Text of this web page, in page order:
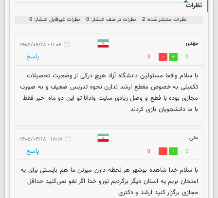
نظرات
نظرات منتشر شده: 2 نظرات در صف انتشار: 0 نظرات غیرقابل انتشار: 0
مهدی ۱۱:۰۴ - ۱۴۰۵/۰۴/۱۸
0
0
پاسخ
با سلام واقعا مسئولین دانشگاه آزاد هیچ درکی از وضعیت تحصیلات
تکمیلی به خصوص مقطع ارشد ندارن نحوه تدریس ضعیف و به صورت
مجازی بوده با فطع و وصل زیادی سایت وادانا تو این دو ماه اخیر فقط
با ما دانشجویان بازی کردند
علی ۱۸:۱۷ - ۱۴۰۵/۰۴/۱۸
0
0
پاسخ
با سلام خدا شاهده بوشهر هر لحظه دارن میزنن ما هم بایستی برای یه
امتحان بریم یه استان دیگر برگردیم تورو خدا اگر لغو نمی‌کنید حداقل
مجازی برگزار کنید ارشد و دکتری